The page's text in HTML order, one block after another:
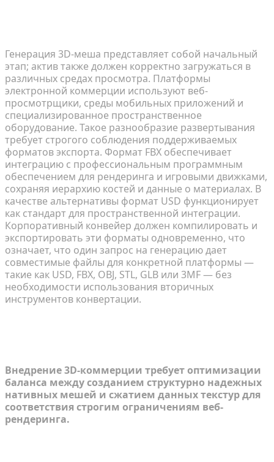
Генерация 3D-меша представляет собой начальный
этап; актив также должен корректно загружаться в
различных средах просмотра. Платформы
электронной коммерции используют веб-
просмотрщики, среды мобильных приложений и
специализированное пространственное
оборудование. Такое разнообразие развертывания
требует строгого соблюдения поддерживаемых
форматов экспорта. Формат FBX обеспечивает
интеграцию с профессиональным программным
обеспечением для рендеринга и игровыми движками,
сохраняя иерархию костей и данные о материалах. В
качестве альтернативы формат USD функционирует
как стандарт для пространственной интеграции.
Корпоративный конвейер должен компилировать и
экспортировать эти форматы одновременно, что
означает, что один запрос на генерацию дает
совместимые файлы для конкретной платформы —
такие как USD, FBX, OBJ, STL, GLB или 3MF — без
необходимости использования вторичных
инструментов конвертации.
Внедрение 3D-коммерции требует оптимизации
баланса между созданием структурно надежных
нативных мешей и сжатием данных текстур для
соответствия строгим ограничениям веб-
рендеринга.